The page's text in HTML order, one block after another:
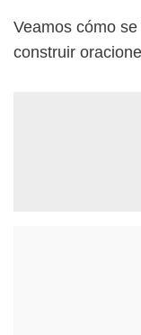
Veamos cómo
construir